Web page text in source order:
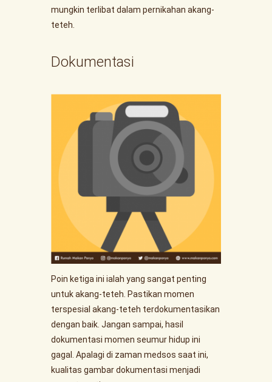
mungkin terlibat dalam pernikahan akang-
teteh.
Dokumentasi
Poin ketiga ini ialah yang sangat penting
untuk akang-teteh. Pastikan momen
terspesial akang-teteh terdokumentasikan
dengan baik. Jangan sampai, hasil
dokumentasi momen seumur hidup ini
gagal. Apalagi di zaman medsos saat ini,
kualitas gambar dokumentasi menjadi